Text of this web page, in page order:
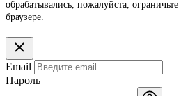
обрабатывались, пожалуйста,
браузере.
Email
Пароль